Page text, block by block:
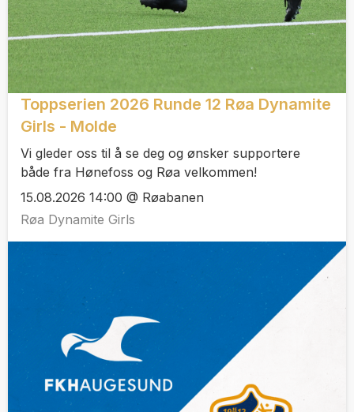
Toppserien 2026 Runde 12 Røa Dynamite
Girls - Molde
Vi gleder oss til å se deg og ønsker supportere
både fra Hønefoss og Røa velkommen!
15.08.2026 14:00 @ Røabanen
Røa Dynamite Girls